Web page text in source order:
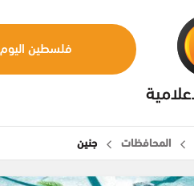
فلسطين اليوم
المحافظات جنين